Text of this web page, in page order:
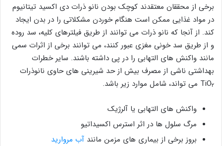
برخی از محققان معتقدند کوچک بودن نانو ذرات دی اکسید تیتانیوم
در مواد غذایی ممکن است هنگام خوردن مشکلاتی را در بدن ایجاد
کند. از آنجا که نانو ذرات می توانند از طریق فیلترهای کلیه، سد روده
و از طریق سد خونی مغزی عبور کنند، می توانند برخی از اثرات سمی
مانند واکنش های التهابی را در پی داشته باشند. سایر خطرات
بهداشتی ناشی از مصرف بیش از حد شیرینی های حاوی نانوذرات
TiO۲ می تواند، شامل موارد زیر باشد.
واکنش های التهابی یا آلرژیک
مرگ سلول ها در اثر استرس اکسیداتیو
بروز برخی از بیماری های مزمن مانند آب مروارید